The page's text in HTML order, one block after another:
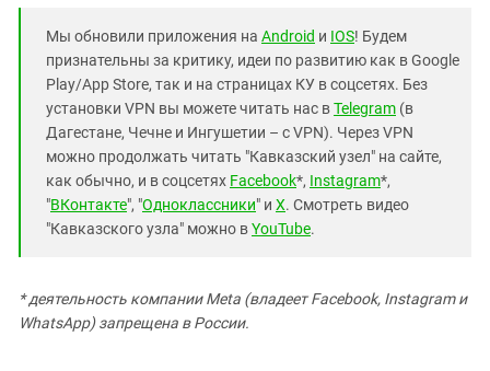
Мы обновили приложения на Android и IOS! Будем
признательны за критику, идеи по развитию как в Google
Play/App Store, так и на страницах КУ в соцсетях. Без
установки VPN вы можете читать нас вTelegram (в
Дагестане, Чечне и Ингушетии – с VPN). Через VPN
можно продолжать читать "Кавказский узел" на сайте,
как обычно, и в соцсетях Facebook*, Instagram*,
"ВКонтакте", "Одноклассники" и X. Смотреть видео
"Кавказского узла" можно вYouTube.
* деятельность компании Meta (владеет Facebook, Instagram и
WhatsApp) запрещена в России.